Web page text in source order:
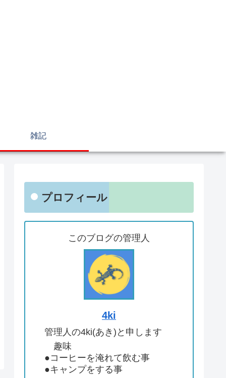
雑記
プロフィール
このブログの管理人
4ki
管理人の4ki(あき)と申します
趣味
●コーヒーを淹れて飲む事
●キャンプをする事